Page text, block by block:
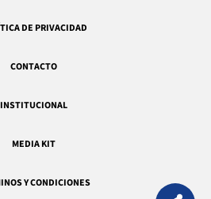
DE PRIVACIDAD
CONTACTO
INSTITUCIONAL
MEDIA KIT
Y CONDICIONES